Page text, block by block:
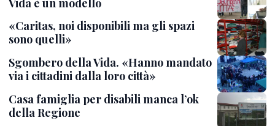
«Caritas, noi disponibili ma gli spazi
sono quelli»
Sgombero della Vida. «Hanno mandato
via i cittadini dalla loro città»
Casa famiglia per disabili manca l’ok
della Regione